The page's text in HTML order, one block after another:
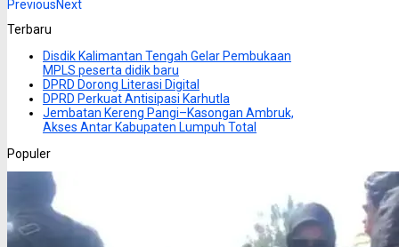
PreviousNext
Terbaru
Disdik Kalimantan Tengah Gelar Pembukaan
MPLS peserta didik baru
DPRD Dorong Literasi Digital
DPRD Perkuat Antisipasi Karhutla
Jembatan Kereng Pangi–Kasongan Ambruk,
Akses Antar Kabupaten Lumpuh Total
Populer